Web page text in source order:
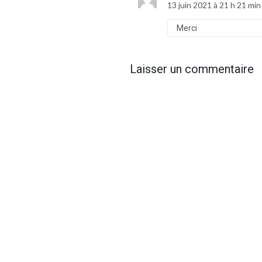
13 juin 2021 à 21 h 21 min
Merci
Laisser un commentaire